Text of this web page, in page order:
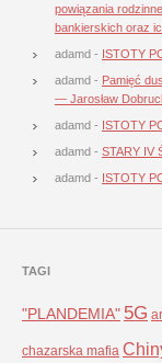
powiązania
bankierskich oraz
adamd - ISTOTY
adamd - Pamięć
— Jarosław
adamd - ISTOTY
adamd - STARY IV
adamd - ISTOTY
TAGI
"PLANDEMIA" 5G
chazarska mafia